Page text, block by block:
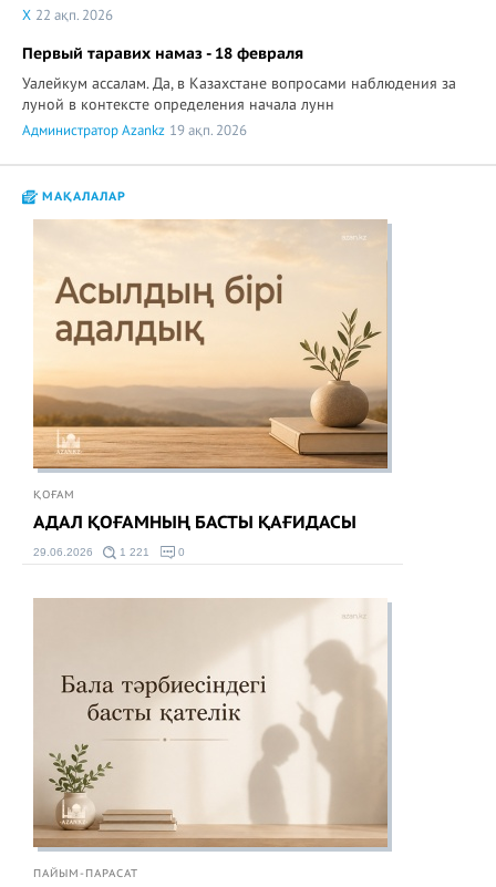
X 22 ақп. 2026
Первый таравих намаз - 18 февраля
Уалейкум ассалам. Да, в Казахстане вопросами наблюдения за
луной в контексте определения начала лунн
Администратор Azankz 19 ақп. 2026
МАҚАЛАЛАР
ҚОҒАМ
АДАЛ ҚОҒАМНЫҢ БАСТЫ ҚАҒИДАСЫ
29.06.2026 1 221 0
ПАЙЫМ-ПАРАСАТ